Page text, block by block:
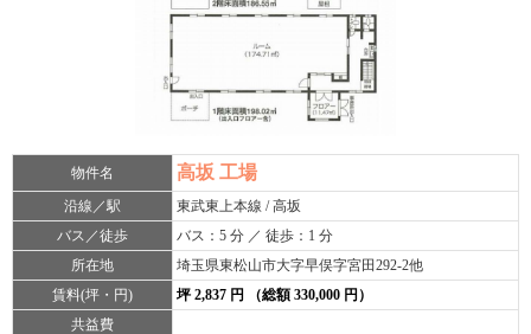
物件名 高坂 工場
沿線／駅
東武東上本線 / 高坂
バス／徒歩
バス：5 分 ／ 徒歩：1 分
所在地
埼玉県東松山市大字早俣字宮田292-2他
賃料(坪・円)
坪 2,837 円 （総額 330,000 円）
共益費